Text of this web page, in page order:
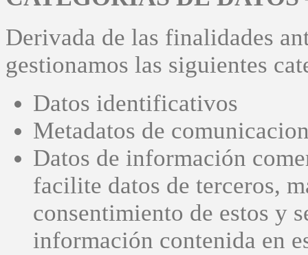
Derivada de las finalidades
gestionamos las siguientes
Datos identificativos
Metadatos de
Datos de información
facilite datos de terceros,
consentimiento de estos y
información contenida en